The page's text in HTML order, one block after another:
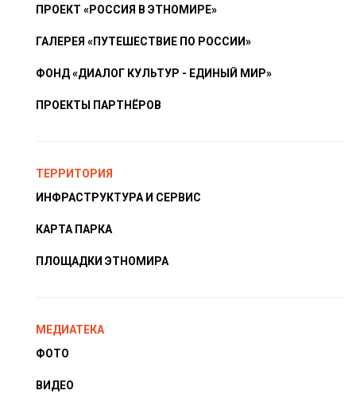
ПРОЕКТ «РОССИЯ В ЭТНОМИРЕ»
ГАЛЕРЕЯ «ПУТЕШЕСТВИЕ ПО РОССИИ»
ФОНД «ДИАЛОГ КУЛЬТУР - ЕДИНЫЙ МИР»
ПРОЕКТЫ ПАРТНЁРОВ
ТЕРРИТОРИЯ
ИНФРАСТРУКТУРА И СЕРВИС
КАРТА ПАРКА
ПЛОЩАДКИ ЭТНОМИРА
МЕДИАТЕКА
ФОТО
ВИДЕО